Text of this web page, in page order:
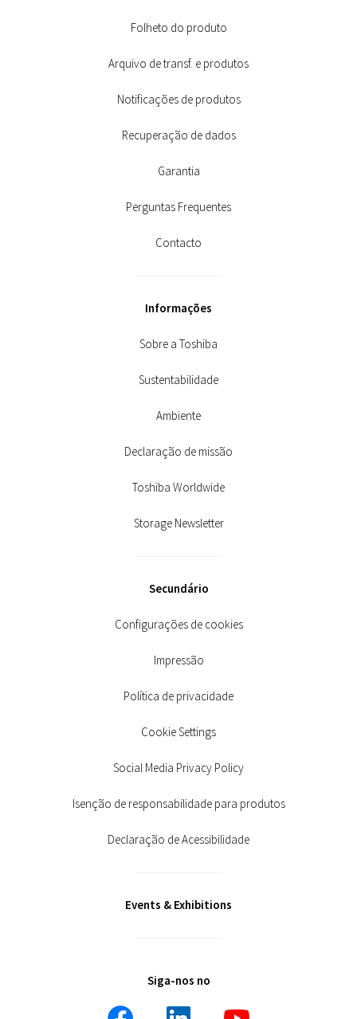
Folheto do produto
Arquivo de transf. e produtos
Notificações de produtos
Recuperação de dados
Garantia
Perguntas Frequentes
Contacto
Informações
Sobre a Toshiba
Sustentabilidade
Ambiente
Declaração de missão
Toshiba Worldwide
Storage Newsletter
Secundário
Configurações de cookies
Impressão
Política de privacidade
Cookie Settings
Social Media Privacy Policy
Isenção de responsabilidade para produtos
Declaração de Acessibilidade
Events & Exhibitions
Siga-nos no